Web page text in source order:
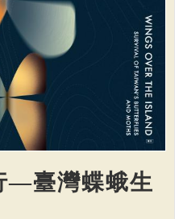
—臺灣蝶蛾生